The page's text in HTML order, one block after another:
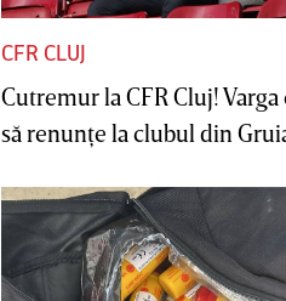
CFR CLUJ
Cutremur la CFR Cluj! Varga
să renunţe la clubul din